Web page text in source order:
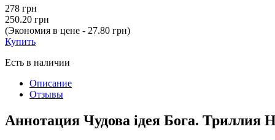
278 грн
250.20 грн
(Экономия в цене - 27.80 грн)
Купить
Есть в наличии
Описание
Отзывы
Аннотация Чудова ідея Бога. Триллия